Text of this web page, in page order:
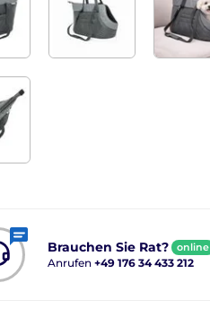
Brauchen Sie Rat? online
Anrufen +49 176 34 433 212